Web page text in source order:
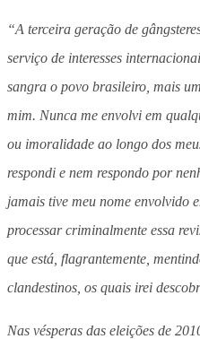
“A terceira geração de
serviço de interesses
sangra o povo brasileiro, mais
mim. Nunca me envolvi em
ou imoralidade ao longo dos
respondi e nem respondo por
jamais tive meu nome envolvido
processar criminalmente essa
que está, flagrantemente,
clandestinos, os quais irei
Nas vésperas das eleições de